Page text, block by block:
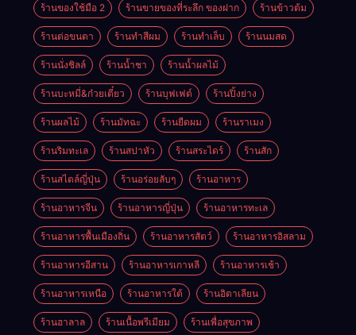
ร้านของใช้มือ 2 ร้านขายของที่ระลึก ของฝาก ร้านข้าวต้ม
ร้านต่อขนตา ร้านทำสีผม ร้านทำเล็บ ร้านนมสด
ร้านนั่งชิลล์ ร้านน้ำชา ร้านน้ำผลไม้
ร้านบะหมี่&ก๋วยเตี๋ยว ร้านบุฟเฟต์ ร้านปิ้งย่าง
ร้านผลไม้ ร้านมัทฉะ ร้านยืดผม ร้านราเมง
ร้านริมทะเล ร้านสปาหัว ร้านสระไดร์ ร้านสัก
ร้านสไตล์ญี่ปุ่น ร้านอร่อยลับๆ ร้านอาหาร
ร้านอาหารจีน ร้านอาหารญี่ปุ่น ร้านอาหารทะเล
ร้านอาหารพื้นเมืองถิ่น ร้านอาหารสัตว์ ร้านอาหารอิสลาม
ร้านอาหารอีสาน ร้านอาหารเกาหลี ร้านอาหารเช้า
ร้านอาหารเหนือ ร้านอาหารใต้ ร้านอิตาเลียน
ร้านฮาลาล ร้านเนื้อพรีเมียม ร้านเพื่อสุขภาพ